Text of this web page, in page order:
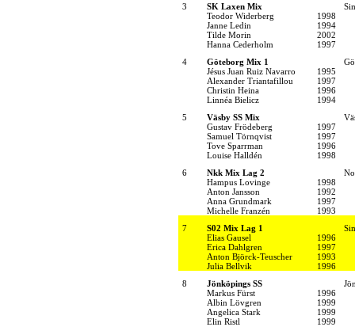
3
SK Laxen Mix
Teodor Widerberg
1998
Janne Ledin
1994
Tilde Morin
2002
Hanna Cederholm
1997
4
Göteborg Mix 1
Jésus Juan Ruiz Navarro
1995
Alexander Triantafillou
1997
Christin Heina
1996
Linnéa Bielicz
1994
5
Väsby SS Mix
Gustav Frödeberg
1997
Samuel Törnqvist
1997
Tove Sparrman
1996
Louise Halldén
1998
6
Nkk Mix Lag 2
Hampus Lovinge
1998
Anton Jansson
1992
Anna Grundmark
1997
Michelle Franzén
1993
7
S02 Mix Lag 1
Elias Gausel
1996
Erica Dahlgren
1997
Anton Björck-Teuscher
1993
Julia Bellvik
1996
8
Jönköpings SS
Markus Fürst
1996
Albin Lövgren
1999
Angelica Stark
1999
Elin Ristl
1999